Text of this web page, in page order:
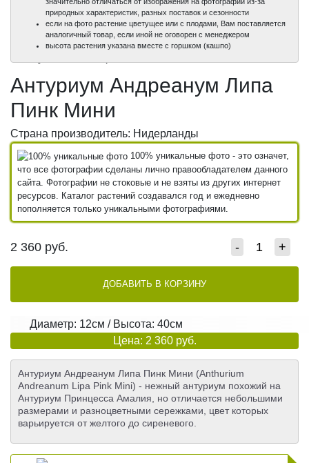
100%
100%
природных характеристик, разных поставок и сезонности
если на фото растение цветущее или с плодами, Вам поставляется
аналогичный товар, если иной не оговорен с менеджером
высота растения указана вместе с горшком (кашпо)
Антуриум Андреанум Липа
Пинк Мини
Страна производитель: Нидерланды
100% уникальные фото - это означет,
что все фотографии сделаны лично правообладателем данного
сайта. Фотографии не стоковые и не взяты из других интернет
ресурсов. Каталог растений создавался год и ежедневно
пополняется только уникальными фотографиями.
2 360 руб. - +
ДОБАВИТЬ В КОРЗИНУ
Диаметр: 12см / Высота: 40см
Цена: 2 360 руб.
Антуриум Андреанум Липа Пинк Мини (Anthurium
Andreanum Lipa Pink Mini) - нежный антуриум похожий на
Антуриум Принцесса Амалия, но отличается небольшими
размерами и разноцветными сережками, цвет которых
варьируется от желтого до сиреневого.